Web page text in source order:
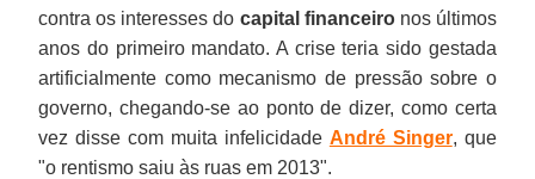
contra os interesses do capital financeironos últimos
anos do primeiro mandato. A crise teria sido gestada
artificialmente como mecanismo de pressão sobre o
governo, chegando-se ao ponto de dizer, como certa
vez disse com muita infelicidade André Singer, que
"o rentismo saiu às ruas em 2013".